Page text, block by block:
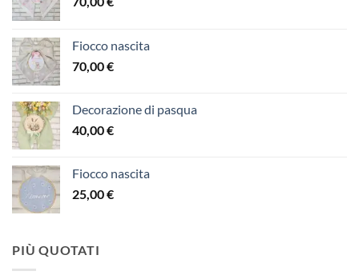
Fiocco nascita
70,00€
Decorazione di pasqua
40,00€
Fiocco nascita
25,00€
PIÙ QUOTATI